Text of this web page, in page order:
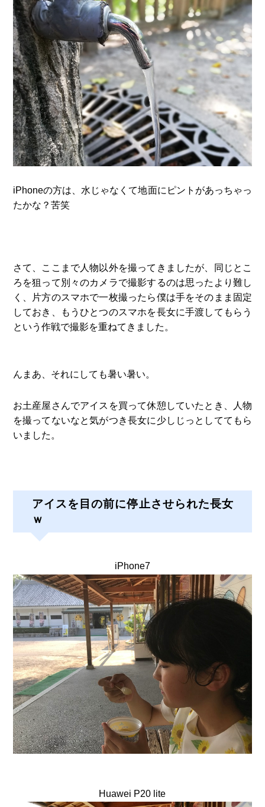
iPhoneの方は、水じゃなくて地面にピントがあっちゃっ
たかな？苦笑
さて、ここまで人物以外を撮ってきましたが、同じとこ
ろを狙って別々のカメラで撮影するのは思ったより難し
く、片方のスマホで一枚撮ったら僕は手をそのまま固定
しておき、もうひとつのスマホを長女に手渡してもらう
という作戦で撮影を重ねてきました。
んまあ、それにしても暑い暑い。
お土産屋さんでアイスを買って休憩していたとき、人物
を撮ってないなと気がつき長女に少しじっとしててもら
いました。
アイスを目の前に停止させられた長女
ｗ
iPhone7
Huawei P20 lite